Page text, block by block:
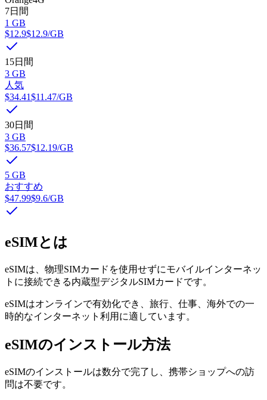
7日間
1 GB
$12.9$12.9/GB
15日間
3 GB
人気
$34.41$11.47/GB
30日間
3 GB
$36.57$12.19/GB
5 GB
おすすめ
$47.99$9.6/GB
eSIMとは
eSIMは、物理SIMカードを使用せずにモバイルインターネッ
トに接続できる内蔵型デジタルSIMカードです。
eSIMはオンラインで有効化でき、旅行、仕事、海外での一
時的なインターネット利用に適しています。
eSIMのインストール方法
eSIMのインストールは数分で完了し、携帯ショップへの訪
問は不要です。